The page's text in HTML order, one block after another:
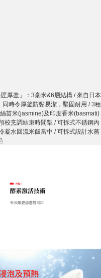
厚釜」：3毫米&6層結構 / 來自日本
時令厚釜防黏易潔，堅固耐用 / 3種
苗米(jasmine)及印度香米(basmati)
校烹調結束時間掣 / 可拆式不銹鋼內
凝水回流米飯當中 / 可拆式設計水蒸